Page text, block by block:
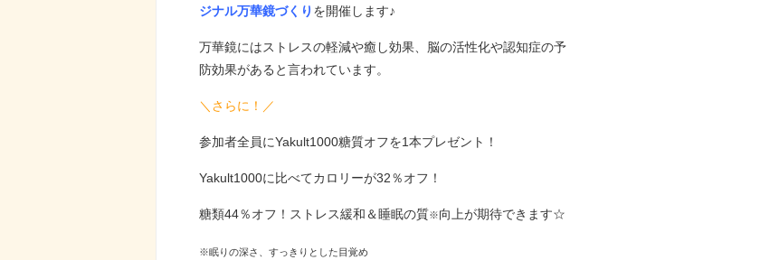
ジナル万華鏡づくり を開催します♪
万華鏡にはストレスの軽減や癒し効果、脳の活性化や認知症の予
防効果があると言われています。
＼さらに！／
参加者全員にYakult1000糖質オフを1本プレゼント！
Yakult1000に比べてカロリーが32％オフ！
糖類44％オフ！ストレス緩和＆睡眠の質※向上が期待できます☆
※眠りの深さ、すっきりとした目覚め